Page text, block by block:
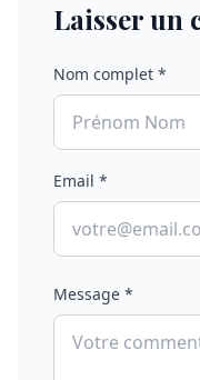
Laisser un
Nom complet *
Email *
Message *